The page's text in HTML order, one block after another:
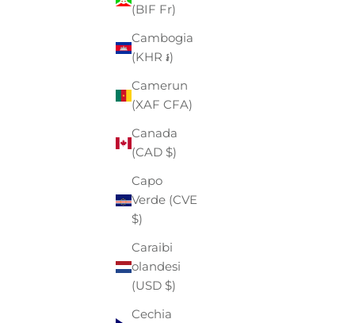
(BIF Fr)
Cambogia
(KHR ៛)
Camerun
(XAF CFA)
Canada
(CAD $)
Capo
Verde (CVE
$)
Caraibi
olandesi
(USD $)
Cechia
Angola
(EUR €)
Anguilla
(XCD $)
Antigua e
Barbuda
(XCD $)
Arabia
Saudita
Argentina
(EUR €)
Armenia